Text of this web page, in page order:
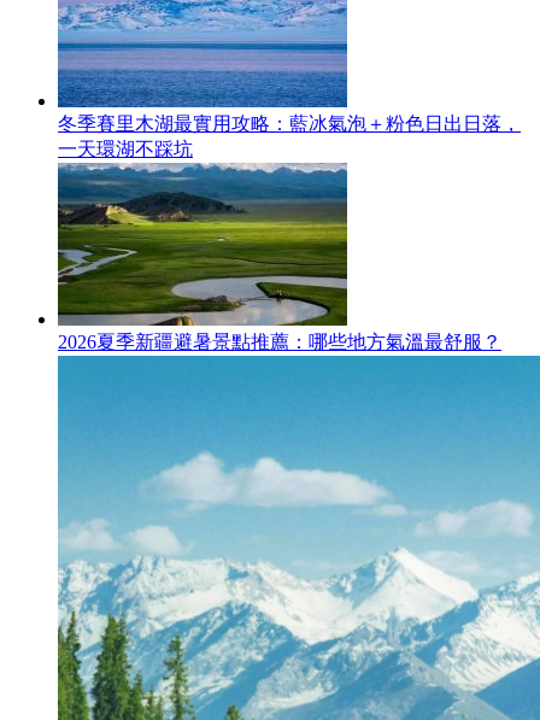
冬季賽里木湖最實用攻略：藍冰氣泡＋粉色日出日落，
一天環湖不踩坑
2026夏季新疆避暑景點推薦：哪些地方氣溫最舒服？